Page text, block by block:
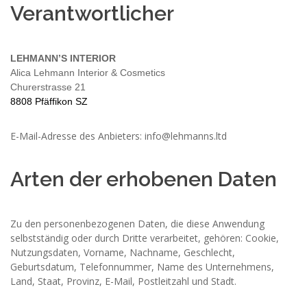
Verantwortlicher
LEHMANN’S INTERIOR
Alica Lehmann Interior & Cosmetics
Churerstrasse 21
8808 Pfäffikon SZ
E-Mail-Adresse des Anbieters: info@lehmanns.ltd
Arten der erhobenen Daten
Zu den personenbezogenen Daten, die diese Anwendung
selbstständig oder durch Dritte verarbeitet, gehören: Cookie,
Nutzungsdaten, Vorname, Nachname, Geschlecht,
Geburtsdatum, Telefonnummer, Name des Unternehmens,
Land, Staat, Provinz, E-Mail, Postleitzahl und Stadt.